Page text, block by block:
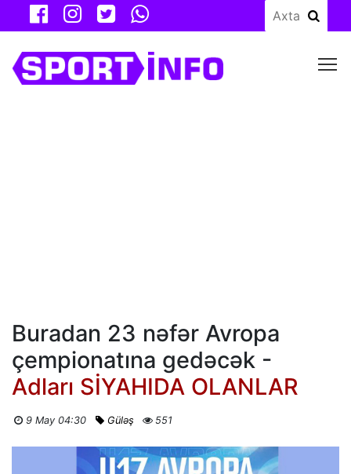
Buradan 23 nəfər Avropa
çempionatına gedəcək -
Adları SİYAHIDA OLANLAR
9 May 04:30 Güləş 551